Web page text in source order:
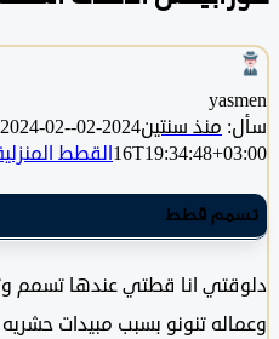
منذ سنتين2024-02-16T19:34:48+03:00
2024-02-
القطط المنزلية
قطط
انا قطتي عندها تسمم
تنونو بسبب مبيدات حشريه جت